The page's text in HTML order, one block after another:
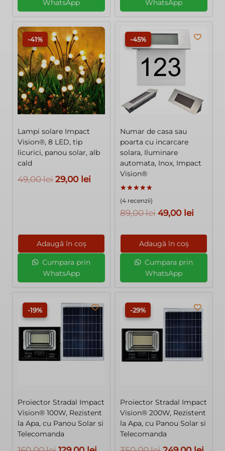
WhatsApp WhatsApp
-41%
Lampi solare Impact
Vision®, 8 LED, tip
licurici, panou solar, alb
cald
49,00lei Prețul
49,00 lei.
29,00 lei
Adaugă în coș
Cumpara prin
WhatsApp
-45%
Numar de casa sau
poarta cu incarcare
solara, Iluminare
automata, Inox, Impact
Vision®
Evaluat la
5.00
din 5
(4 recenzii)
89,00lei Prețul
a
fost:
89,00 lei.
49,00 lei
49,00
Adaugă în coș
Cumpara prin
WhatsApp
-19%
Proiector Stradal Impact
Vision® 100W, Rezistent
la Apa, cu Panou Solar si
Telecomanda
-29%
Proiector Stradal Impact
Vision® 200W, Rezistent
la Apa, cu Panou Solar si
Telecomanda